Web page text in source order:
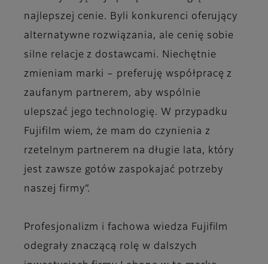
najlepszej cenie. Byli konkurenci oferujący
alternatywne rozwiązania, ale cenię sobie
silne relacje z dostawcami. Niechętnie
zmieniam marki – preferuję współpracę z
zaufanym partnerem, aby wspólnie
ulepszać jego technologię. W przypadku
Fujifilm wiem, że mam do czynienia z
rzetelnym partnerem na długie lata, który
jest zawsze gotów zaspokajać potrzeby
naszej firmy”.
Profesjonalizm i fachowa wiedza Fujifilm
odegrały znaczącą rolę w dalszych